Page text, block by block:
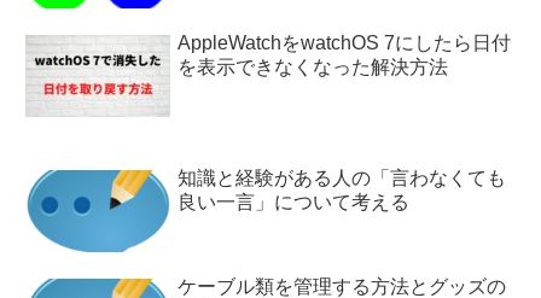
AppleWatchをwatchOS 7にしたら日付
を表示できなくなった解決方法
知識と経験がある人の「言わなくても
良い一言」について考える
ケーブル類を管理する方法とグッズの